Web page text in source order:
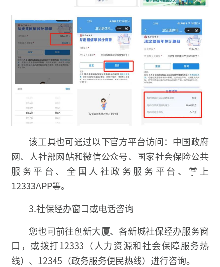
该工具也可通过以下官方平台访问：中国政府
网、人社部网站和微信公众号、国家社会保险公共
服务平台、全国人社政务服务平台、掌上
12333APP等。
3.社保经办窗口或电话咨询
您也可前往创新大厦、各新城社保经办服务窗
口，或拨打12333（人力资源和社会保障服务热
线）、12345（政务服务便民热线）进行咨询。